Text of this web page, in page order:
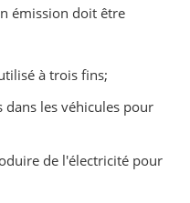
émission doit être
à trois fins;
les véhicules pour
de l'électricité pour